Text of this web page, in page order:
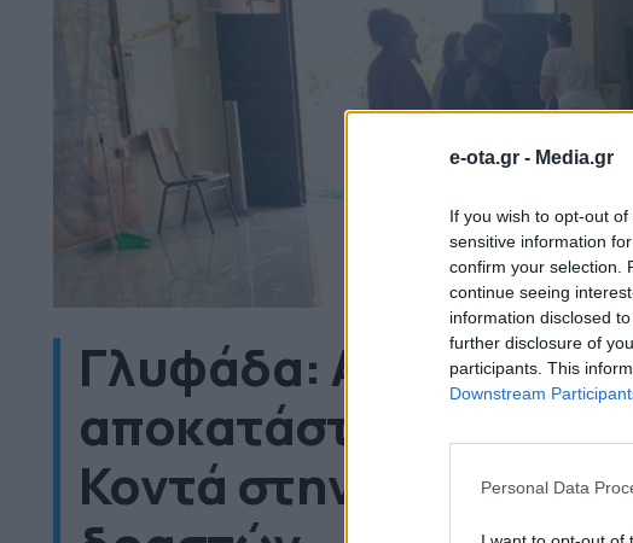
e-ota.gr - Media.gr
If you wish to opt-out
sensitive information
confirm your selection.
continue seeing
information disclosed
further disclosure of
participants. This
Downstream
Personal Data
Γλυφάδα: Αγώνας
αποκατάσταση του
Κοντά στην